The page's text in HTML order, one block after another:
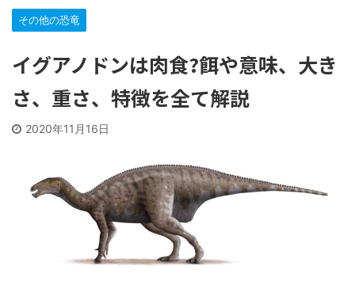
その他の恐竜
イグアノドンは肉食?餌や意味、大き
さ、重さ、特徴を全て解説
2020年11月16日